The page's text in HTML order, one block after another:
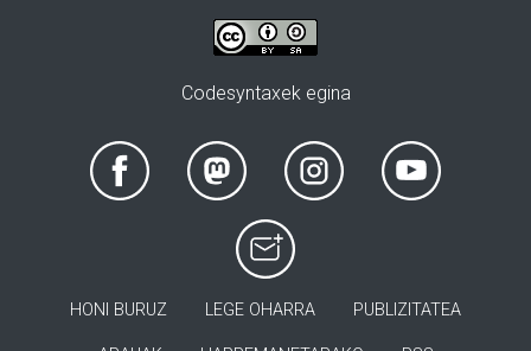
Codesyntaxek egina
HONI BURUZ LEGE OHARRA PUBLIZITATEA